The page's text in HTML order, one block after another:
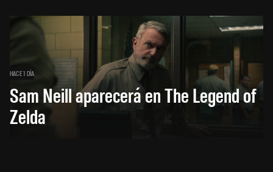
HACE 1 DÍA
Sam Neill aparecerá en The Legend of
Zelda